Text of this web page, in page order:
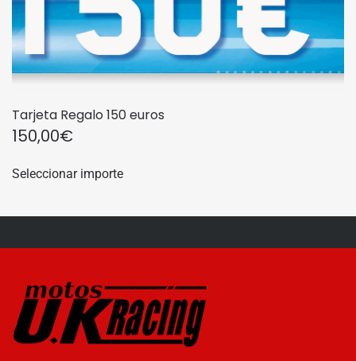
Tarjeta Regalo 150 euros
150,00€
Seleccionar importe